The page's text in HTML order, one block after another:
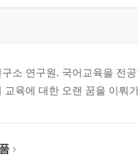
소 연구원. 국어교육을 전
교육에 대한 오랜 꿈을 이뤄